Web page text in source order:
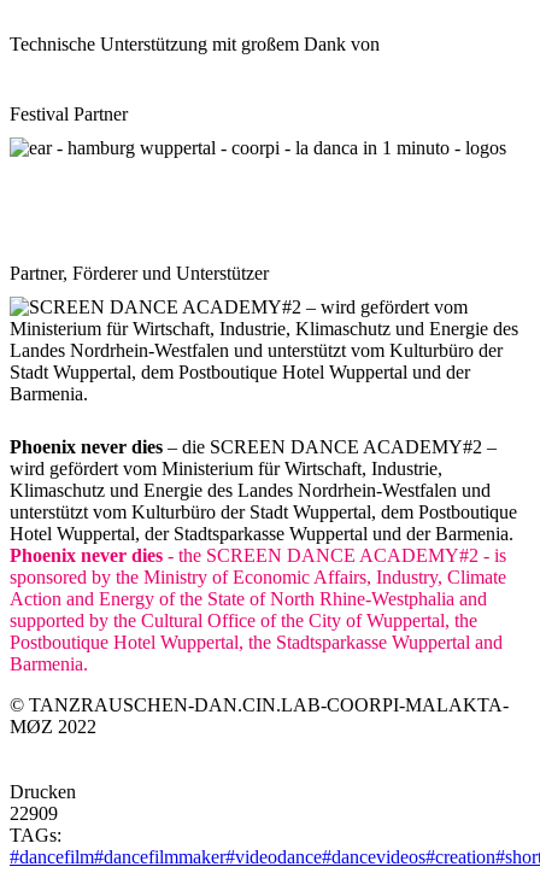
Technische Unterstützung mit großem Dank von
Festival Partner
Partner, Förderer und Unterstützer
Phoenix never dies – die SCREEN DANCE ACADEMY#2 –
wird gefördert vom Ministerium für Wirtschaft, Industrie,
Klimaschutz und Energie des Landes Nordrhein-Westfalen und
unterstützt vom Kulturbüro der Stadt Wuppertal, dem Postboutique
Hotel Wuppertal, der Stadtsparkasse Wuppertal und der Barmenia.
Phoenix never dies - the SCREEN DANCE ACADEMY#2 - is
sponsored by the Ministry of Economic Affairs, Industry, Climate
Action and Energy of the State of North Rhine-Westphalia and
supported by the Cultural Office of the City of Wuppertal, the
Postboutique Hotel Wuppertal, the Stadtsparkasse Wuppertal and
Barmenia.
© TANZRAUSCHEN-DAN.CIN.LAB-COORPI-MALAKTA-
MØZ 2022
Drucken
22909
TAGs:
#dancefilm#dancefilmmaker#videodance#dancevideos#creation